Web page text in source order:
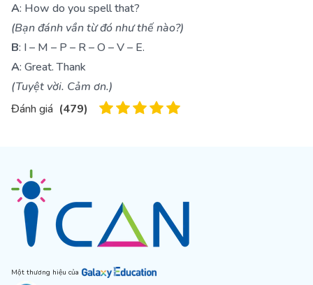
A: How do you spell that?
(Bạn đánh vần từ đó như thế nào?)
B: I – M – P – R – O – V – E.
A: Great. Thank
(Tuyệt vời. Cảm ơn.)
Đánh giá (479)
Một thương hiệu của